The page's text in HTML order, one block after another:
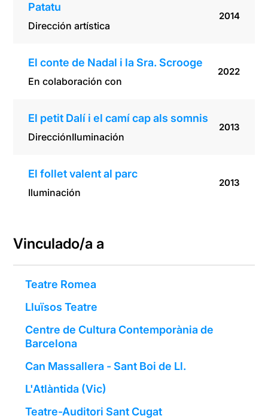
Patatu
Dirección artística
2014
El conte de Nadal i la Sra. Scrooge
En colaboración con
2022
El petit Dalí i el camí cap als somnis
DirecciónIluminación
2013
El follet valent al parc
Iluminación
2013
Vinculado/a a
Teatre Romea
Lluïsos Teatre
Centre de Cultura Contemporània de
Barcelona
Can Massallera - Sant Boi de Ll.
L'Atlàntida (Vic)
Teatre-Auditori Sant Cugat